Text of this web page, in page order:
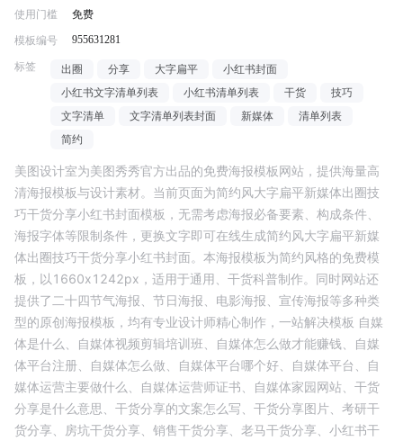
使用门槛 免费
模板编号 955631281
标签 出圈 分享 大字扁平
小红书封面
小红书文字清单列表
小红书清单列表 干货
技巧
文字清单
文字清单列表封面 新媒体
清单列表
简约
美图设计室为美图秀秀官方出品的免费海报模板网站，提供海量高
清海报模板与设计素材。当前页面为简约风大字扁平新媒体出圈技
巧干货分享小红书封面模板，无需考虑海报必备要素、构成条件、
海报字体等限制条件，更换文字即可在线生成简约风大字扁平新媒
体出圈技巧干货分享小红书封面。本海报模板为简约风格的免费模
板，以 1660x1242px，适用于通用 干货科普制作。同时网站还
提供了二十四节气海报、节日海报、电影海报、宣传海报等多种类
型的原创海报模板，均有专业设计师精心制作，一站解决模板 自媒
体是什么、
自媒体视频剪辑培训班、 自媒体怎么做才能赚钱、
自媒
体平台注册、
自媒体怎么做、 自媒体平台哪个好、 自媒体平台、
自
媒体运营主要做什么、
自媒体运营师证书、 自媒体家园网站、 干货
分享是什么意思、 干货分享的文案怎么写、 干货分享图片、 考研干
货分享、
房坑干货分享、 销售干货分享、 老马干货分享、 小红书干